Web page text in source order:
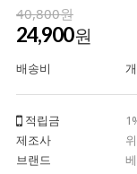
40,800원
24,900원
배송비
적립금
제조사
브랜드